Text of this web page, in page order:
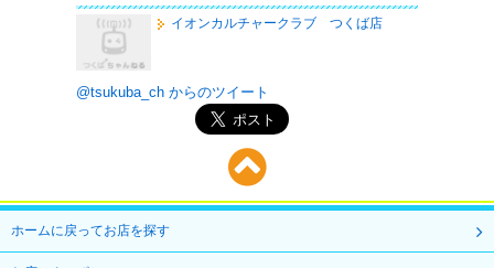
イオンカルチャークラブ つくば店
@tsukuba_ch からのツイート
ホームに戻ってお店を探す